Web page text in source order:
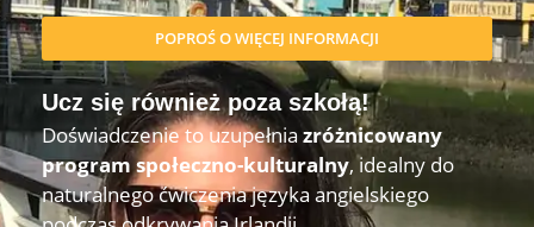
POPROŚ O WIĘCEJ INFORMACJI
Ucz się również poza szkołą!
Doświadczenie to uzupełniazróżnicowany
program społeczno-kulturalny, idealny do
naturalnego ćwiczenia języka angielskiego